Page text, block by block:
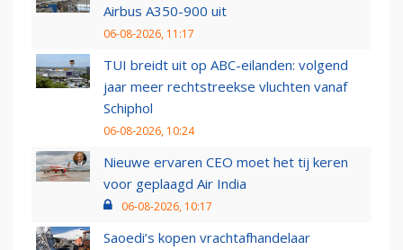
Airbus A350-900 uit
06-08-2026, 11:17
TUI breidt uit op ABC-eilanden: volgend
jaar meer rechtstreekse vluchten vanaf
Schiphol
06-08-2026, 10:24
Nieuwe ervaren CEO moet het tij keren
voor geplaagd Air India
06-08-2026, 10:17
Saoedi’s kopen vrachtafhandelaar